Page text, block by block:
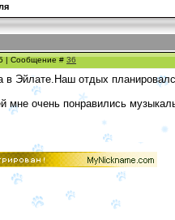
| Сообщение #36
в Эйлате.Наш отдых
мне очень понравились